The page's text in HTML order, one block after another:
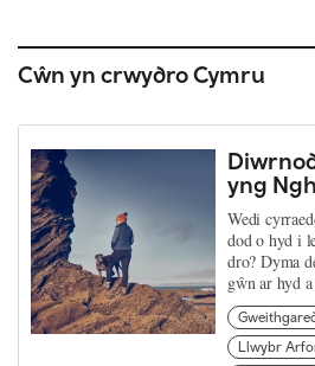
Cŵn yn crwydro Cymru
yng
Wedi
dod o hyd i
dro? Dyma
gŵn ar hyd
Llwybr